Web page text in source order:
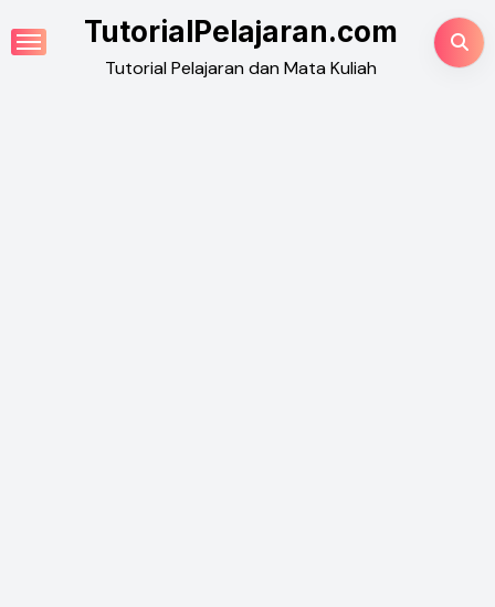
to
TutorialPelajaran.com
Tutorial Pelajaran dan Mata Kuliah